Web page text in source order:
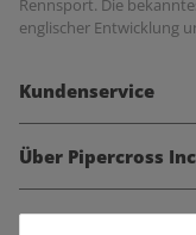
Rennsport. Die
englischer Entwicklung
Kundenservice
Über Pipercross
Informationen